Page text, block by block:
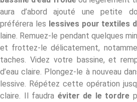
aura d’abord ajouté une petite
préférera les lessives pour textiles
laine. Remuez-le pendant quelques
et frottez-le délicatement,
taches. Videz votre bassine, et
d’eau claire. Plongez-le à nouveau
lessive. Répétez cette opération
claire. Il faudra éviter de le tordre